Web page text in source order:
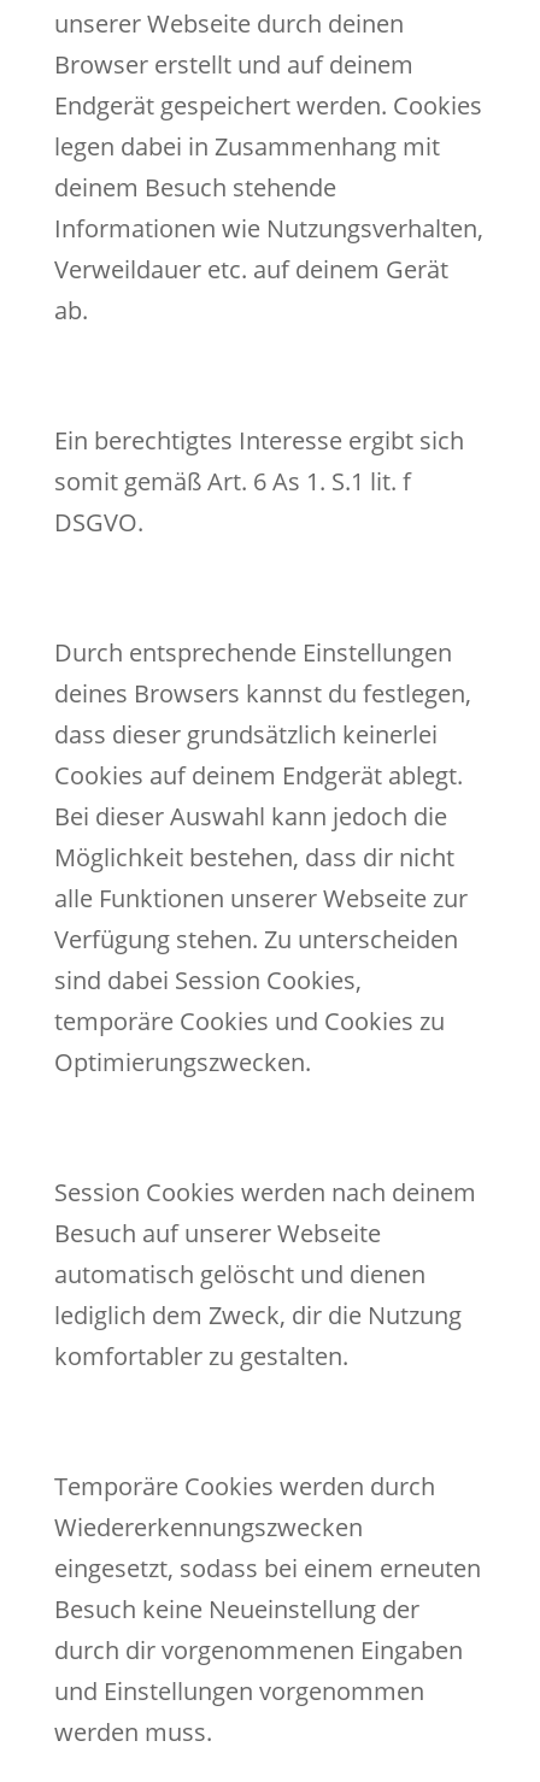
unserer Webseite durch deinen
Browser erstellt und auf deinem
Endgerät gespeichert werden. Cookies
legen dabei in Zusammenhang mit
deinem Besuch stehende
Informationen wie Nutzungsverhalten,
Verweildauer etc. auf deinem Gerät
ab.
Ein berechtigtes Interesse ergibt sich
somit gemäß Art. 6 As 1. S.1 lit. f
DSGVO.
Durch entsprechende Einstellungen
deines Browsers kannst du festlegen,
dass dieser grundsätzlich keinerlei
Cookies auf deinem Endgerät ablegt.
Bei dieser Auswahl kann jedoch die
Möglichkeit bestehen, dass dir nicht
alle Funktionen unserer Webseite zur
Verfügung stehen. Zu unterscheiden
sind dabei Session Cookies,
temporäre Cookies und Cookies zu
Optimierungszwecken.
Session Cookies werden nach deinem
Besuch auf unserer Webseite
automatisch gelöscht und dienen
lediglich dem Zweck, dir die Nutzung
komfortabler zu gestalten.
Temporäre Cookies werden durch
Wiedererkennungszwecken
eingesetzt, sodass bei einem erneuten
Besuch keine Neueinstellung der
durch dir vorgenommenen Eingaben
und Einstellungen vorgenommen
werden muss.